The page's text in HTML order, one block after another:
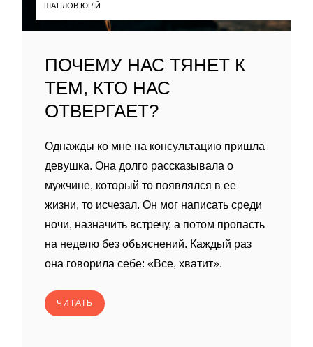
ШАТІЛОВ ЮРІЙ
ПОЧЕМУ НАС ТЯНЕТ К
ТЕМ, КТО НАС
ОТВЕРГАЕТ?
Однажды ко мне на консультацию пришла
девушка. Она долго рассказывала о
мужчине, который то появлялся в ее
жизни, то исчезал. Он мог написать среди
ночи, назначить встречу, а потом пропасть
на неделю без объяснений. Каждый раз
она говорила себе: «Все, хватит».
ЧИТАТЬ